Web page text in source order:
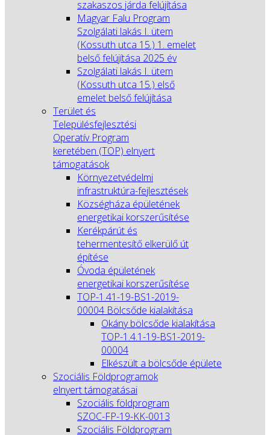
szakaszos járda felújítása
Magyar Falu Program
Szolgálati lakás I. ütem
(Kossuth utca 15.) 1. emelet
belső felújítása 2025 év
Szolgálati lakás I. ütem
(Kossuth utca 15.) első
emelet belső felújítása
Terület és
Településfejlesztési
Operatív Program
keretében (TOP) elnyert
támogatások
Környezetvédelmi
infrastruktúra-fejlesztések
Községháza épületének
energetikai korszerűsítése
Kerékpárút és
tehermentesítő elkerülő út
építése
Óvoda épületének
energetikai korszerűsítése
TOP-1.41-19-BS1-2019-
00004 Bölcsőde kialakítása
Okány bölcsőde kialakítása
TOP-1.4.1-19-BS1-2019-
00004
Elkészült a bölcsőde épülete
Szociális Földprogramok
elnyert támogatásai
Szociális földprogram
SZOC-FP-19-KK-0013
Szociális Földprogram